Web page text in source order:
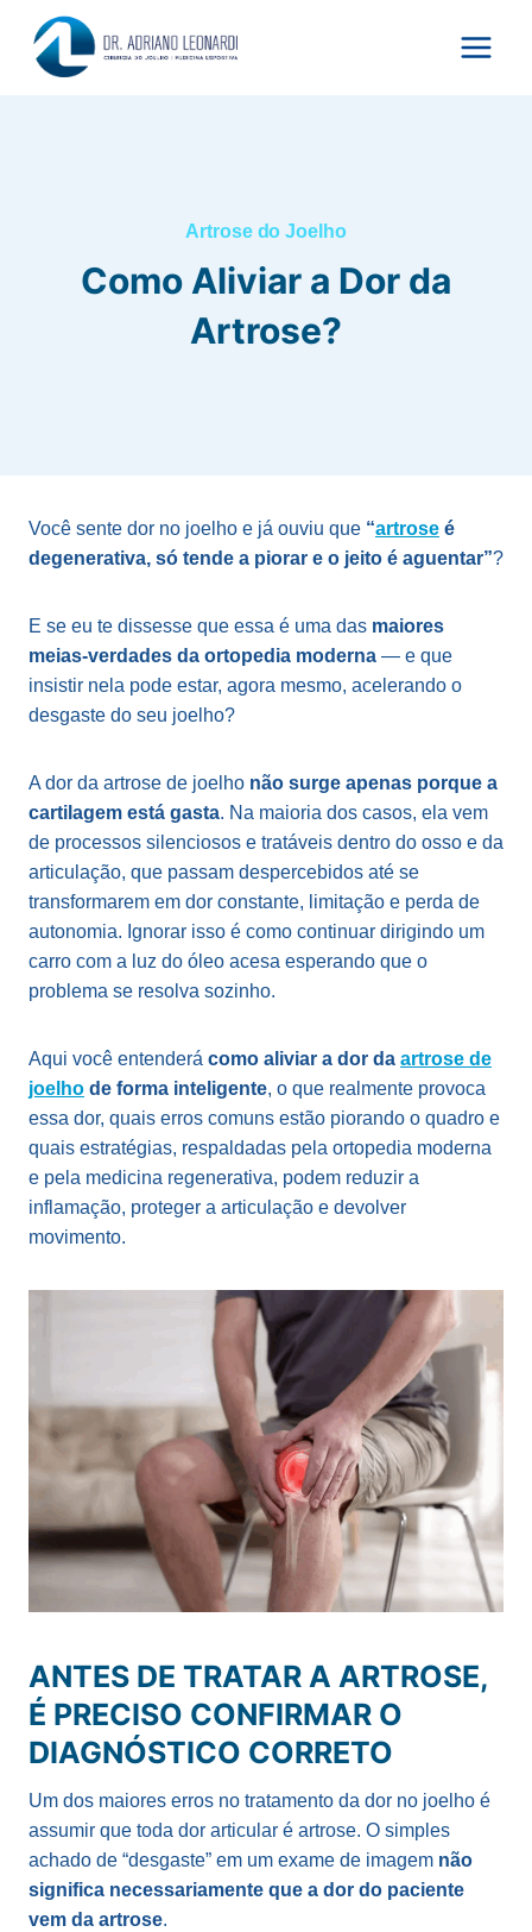
para
Artrose do Joelho
Como Aliviar a Dor da
Artrose?
Você sente dor no joelho e já ouviu que “artrose é
degenerativa, só tende a piorar e o jeito é aguentar”?
E se eu te dissesse que essa é uma das maiores
meias-verdades da ortopedia moderna — e que
insistir nela pode estar, agora mesmo, acelerando o
desgaste do seu joelho?
A dor da artrose de joelho não surge apenas porque a
cartilagem está gasta. Na maioria dos casos, ela vem
de processos silenciosos e tratáveis dentro do osso e da
articulação, que passam despercebidos até se
transformarem em dor constante, limitação e perda de
autonomia. Ignorar isso é como continuar dirigindo um
carro com a luz do óleo acesa esperando que o
problema se resolva sozinho.
Aqui você entenderá como aliviar a dor da artrose de
joelho de forma inteligente, o que realmente provoca
essa dor, quais erros comuns estão piorando o quadro e
quais estratégias, respaldadas pela ortopedia moderna
e pela medicina regenerativa, podem reduzir a
inflamação, proteger a articulação e devolver
movimento.
ANTES DE TRATAR A ARTROSE,
É PRECISO CONFIRMAR O
DIAGNÓSTICO CORRETO
Um dos maiores erros no tratamento da dor no joelho é
assumir que toda dor articular é artrose. O simples
achado de “desgaste” em um exame de imagem não
significa necessariamente que a dor do paciente
vem da artrose.